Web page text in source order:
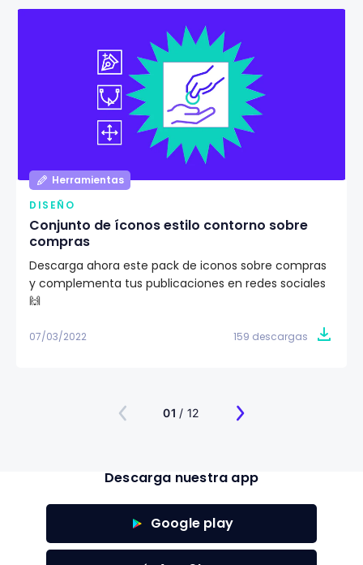
Herramientas
DISEÑO
Conjunto de íconos estilo contorno sobre
compras
Descarga ahora este pack de iconos sobre compras
y complementa tus publicaciones en redes sociales
🙌
07/03/2022 159 descargas
01 / 12
Descarga nuestra app
Google play